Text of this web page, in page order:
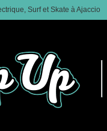
Surf et Skate à Ajaccio